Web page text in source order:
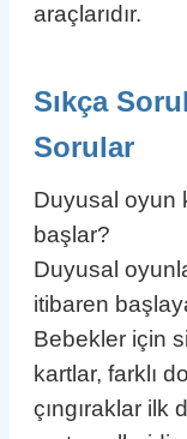
araçlarıdır.
Sıkça
Sorular
Duyusal oyun
başlar?
Duyusal
itibaren
Bebekler için
kartlar, farklı
çıngıraklar ilk